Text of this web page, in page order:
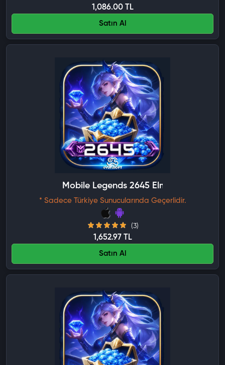
1,086.00 TL
Satın Al
Mobile Legends 2645 Elmas
* Sadece Türkiye Sunucularında Geçerlidir.
(3)
1,652.97 TL
Satın Al